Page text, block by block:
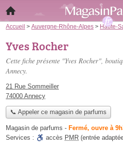
Accueil > Auvergne-Rhône-Alpes > Haute-
Yves Rocher
Cette fiche présente "Yves Rocher",
Annecy.
21 Rue Sommeiller
74000 Annecy
📞 Appeler ce magasin de parfums
Magasin de parfums - Fermé, ouvre à
Services :
accès PMR (entrée